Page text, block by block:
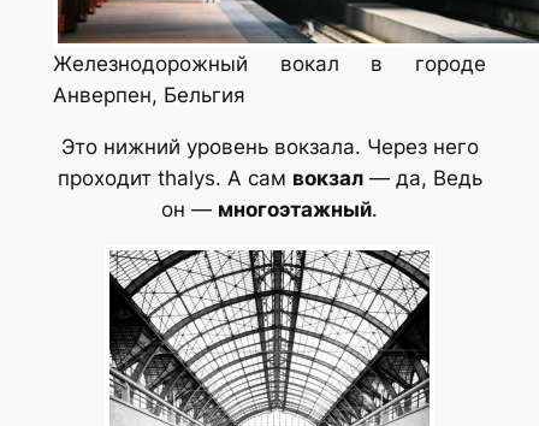
Железнодорожный вокал в городе
Анверпен, Бельгия
Это нижний уровень вокзала. Через него
проходит thalys. А сам вокзал— да, Ведь
он — многоэтажный.